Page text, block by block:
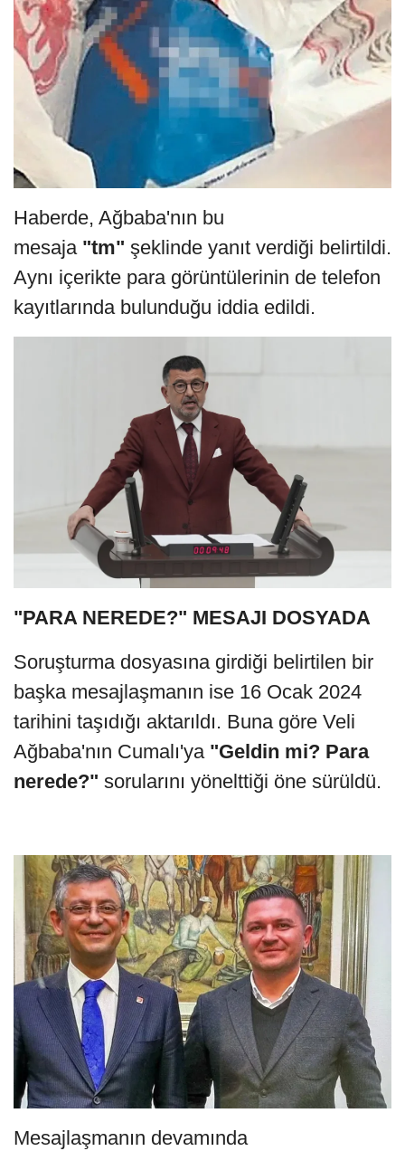
Haberde, Ağbaba'nın bu
mesaja "tm" şeklinde yanıt verdiği belirtildi.
Aynı içerikte para görüntülerinin de telefon
kayıtlarında bulunduğu iddia edildi.
"PARA NEREDE?" MESAJI DOSYADA
Soruşturma dosyasına girdiği belirtilen bir
başka mesajlaşmanın ise 16 Ocak 2024
tarihini taşıdığı aktarıldı. Buna göre Veli
Ağbaba'nın Cumalı'ya "Geldin mi? Para
nerede?" sorularını yönelttiği öne sürüldü.
Mesajlaşmanın devamında